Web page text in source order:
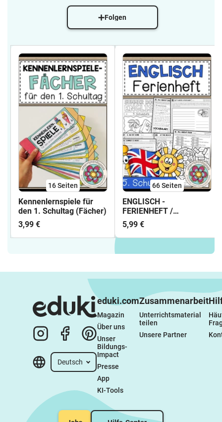
Folgen
16Seiten
Kennenlernspiele für
den 1. Schultag (Fächer)
3,99 €
66Seiten
ENGLISCH -
FERIENHEFT /
WIEDERHOLUNGSHEFT -
5. Schulstufe (Lösungen
inkludiert)
5,99 €
Deutsch
eduki.com
Magazin
Über uns
Unser
Bildungs-
Impact
Presse
App
KI-Tools
Zusammenarbeit
Unterrichtsmaterial
teilen
Unsere Partner